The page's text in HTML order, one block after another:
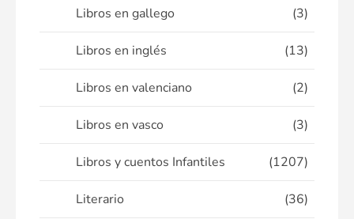
Libros en gallego (3)
Libros en inglés (13)
Libros en valenciano (2)
Libros en vasco (3)
Libros y cuentos Infantiles (1207)
Literario (36)